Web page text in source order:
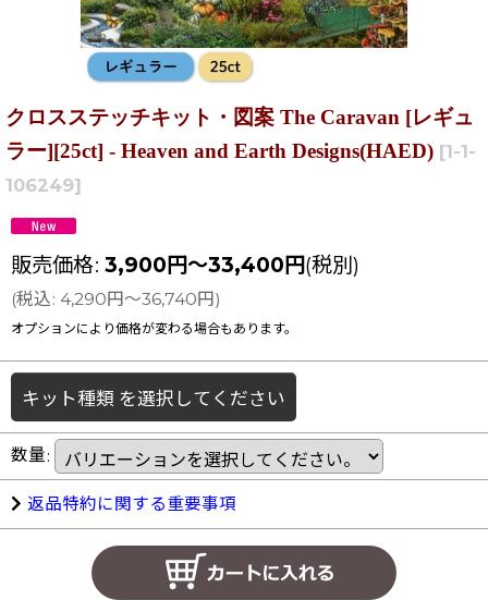
クロスステッチキット・図案 The Caravan [レギュ
ラー][25ct] - Heaven and Earth Designs(HAED) [1-1-
106249]
販売価格: 3,900 円～33,400 円(税別)
(税込: 4,290円 ～36,740円 )
オプションにより価格が変わる場合もあります。
キット種類 を選択してください
数量:
返品特約に関する重要事項